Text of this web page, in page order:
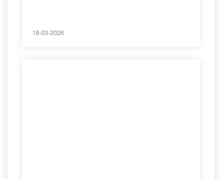
18-03-2026